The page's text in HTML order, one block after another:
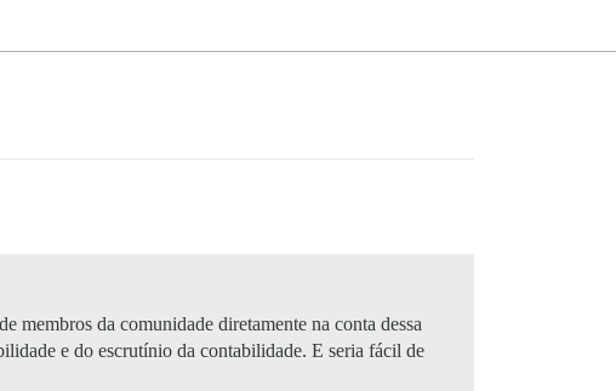
membros da comunidade diretamente na conta dessa
e do escrutínio da contabilidade. E seria fácil de